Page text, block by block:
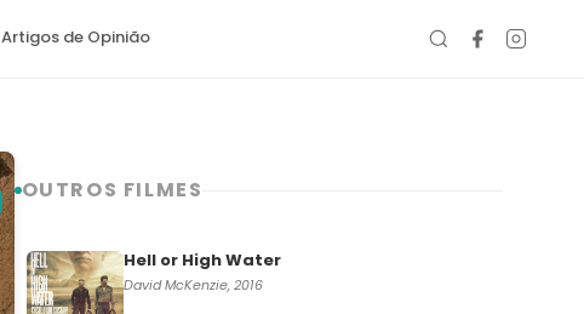
Artigos de Opinião
OUTROS FILMES
Hell or High Water
David McKenzie, 2016